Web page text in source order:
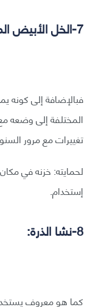
7-الخل الأبيض المقطر:
فبالإضافة إلى كونه
المختلفة إلى وضعه
تغييرات مع مرور
لحمايته: خزنه في
إستخدام.
8-نشا الذرة:
كما هو معروف